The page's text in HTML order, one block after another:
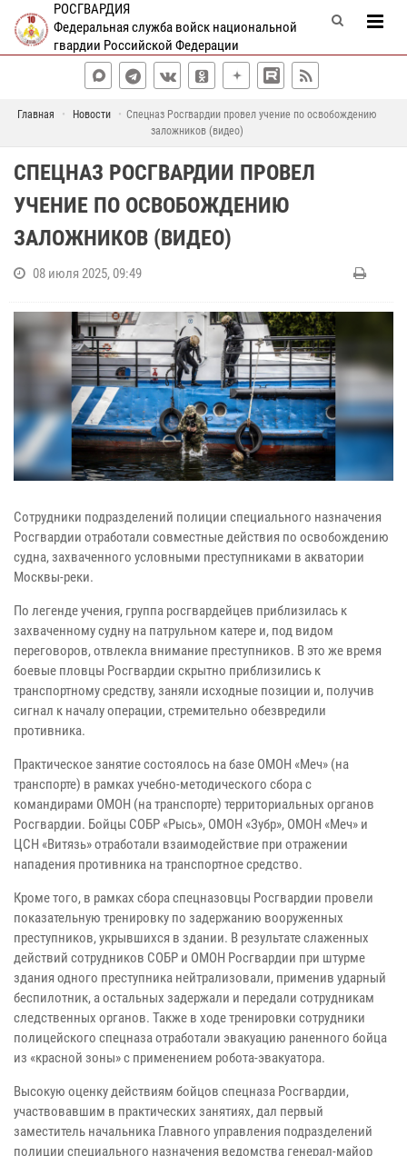
РОСГВАРДИЯ
Федеральная служба войск национальной
гвардии Российской Федерации
Главная Новости
Спецназ Росгвардии провел учение по освобождению
заложников (видео)
СПЕЦНАЗ РОСГВАРДИИ ПРОВЕЛ
УЧЕНИЕ ПО ОСВОБОЖДЕНИЮ
ЗАЛОЖНИКОВ (ВИДЕО)
08 июля 2025, 09:49
Сотрудники подразделений полиции специального назначения
Росгвардии отработали совместные действия по освобождению
судна, захваченного условными преступниками в акватории
Москвы-реки.
По легенде учения, группа росгвардейцев приблизилась к
захваченному судну на патрульном катере и, под видом
переговоров, отвлекла внимание преступников. В это же время
боевые пловцы Росгвардии скрытно приблизились к
транспортному средству, заняли исходные позиции и, получив
сигнал к началу операции, стремительно обезвредили
противника.
Практическое занятие состоялось на базе ОМОН «Меч» (на
транспорте) в рамках учебно-методического сбора с
командирами ОМОН (на транспорте) территориальных органов
Росгвардии. Бойцы СОБР «Рысь», ОМОН «Зубр», ОМОН «Меч» и
ЦСН «Витязь» отработали взаимодействие при отражении
нападения противника на транспортное средство.
Кроме того, в рамках сбора спецназовцы Росгвардии провели
показательную тренировку по задержанию вооруженных
преступников, укрывшихся в здании. В результате слаженных
действий сотрудников СОБР и ОМОН Росгвардии при штурме
здания одного преступника нейтрализовали, применив ударный
беспилотник, а остальных задержали и передали сотрудникам
следственных органов. Также в ходе тренировки сотрудники
полицейского спецназа отработали эвакуацию раненного бойца
из «красной зоны» с применением робота-эвакуатора.
Высокую оценку действиям бойцов спецназа Росгвардии,
участвовавшим в практических занятиях, дал первый
заместитель начальника Главного управления подразделений
полиции специального назначения ведомства генерал-майор